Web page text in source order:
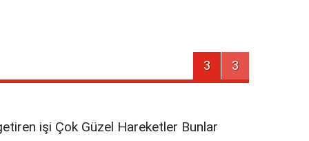
3 3
işi Çok Güzel Hareketler Bunlar